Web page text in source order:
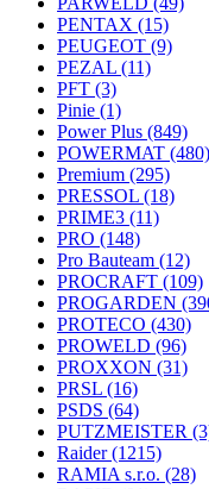
PENTAX (15)
PEUGEOT (9)
PEZAL (11)
PFT (3)
Pinie (1)
Power Plus (849)
POWERMAT (480)
Premium (295)
PRESSOL (18)
PRIME3 (11)
PRO (148)
Pro Bauteam (12)
PROCRAFT (109)
PROGARDEN
PROTECO (430)
PROWELD (96)
PROXXON (31)
PRSL (16)
PSDS (64)
PUTZMEISTER
Raider(1215)
RAMIA s.r.o. (28)